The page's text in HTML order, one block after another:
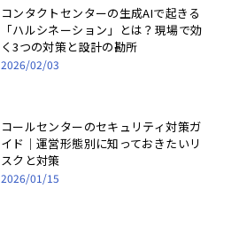
コンタクトセンターの生成AIで起きる
「ハルシネーション」とは？現場で効
く3つの対策と設計の勘所
2026/02/03
コールセンターのセキュリティ対策ガ
イド｜運営形態別に知っておきたいリ
スクと対策
2026/01/15